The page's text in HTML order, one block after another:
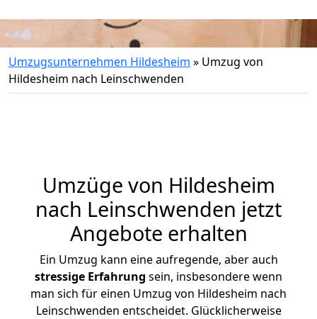
Umzugsunternehmen Hildesheim » Umzug von
Hildesheim nach Leinschwenden
Umzüge von Hildesheim
nach Leinschwenden jetzt
Angebote erhalten
Ein Umzug kann eine aufregende, aber auch
stressige Erfahrung sein, insbesondere wenn
man sich für einen Umzug von Hildesheim nach
Leinschwenden entscheidet. Glücklicherweise